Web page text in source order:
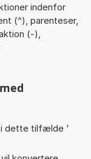
indenfor
(^), parenteser,
(-),
i dette tilfælde '